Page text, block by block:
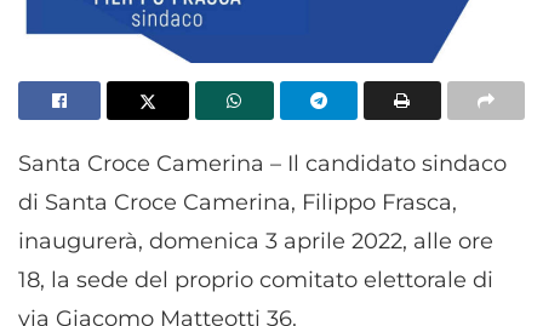
Santa Croce Camerina – Il candidato sindaco
di Santa Croce Camerina, Filippo Frasca,
inaugurerà, domenica 3 aprile 2022, alle ore
18, la sede del proprio comitato elettorale di
via Giacomo Matteotti 36.